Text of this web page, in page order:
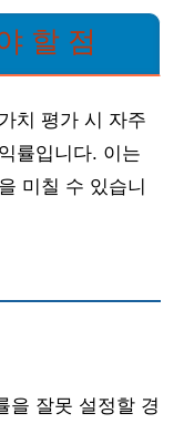
할 점
치 평가 시 자주
률입니다. 이는
미칠 수 있습니
을 잘못 설정할 경